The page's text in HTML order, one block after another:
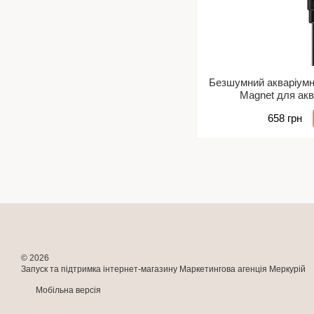
Безшумний
Magnet для
658 грн
© 2026
Запуск та підтримка інтернет-магазину Маркетингова агенція Меркурій
Мобільна версія